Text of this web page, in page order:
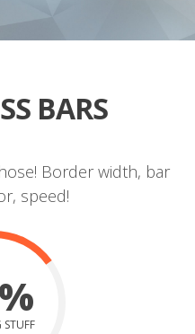
BARS
Border width, bar
speed!